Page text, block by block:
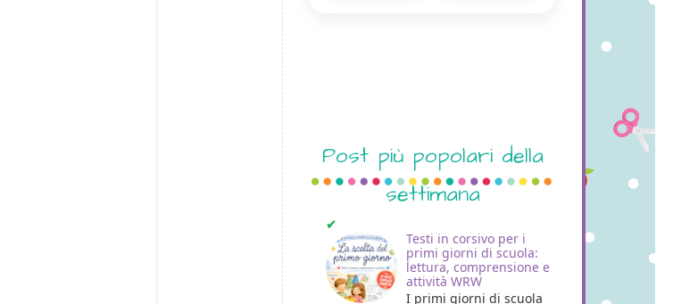
Post più popolari della
settimana
Testi in corsivo per i
primi giorni di scuola:
lettura, comprensione e
attività WRW
I primi giorni di scuola